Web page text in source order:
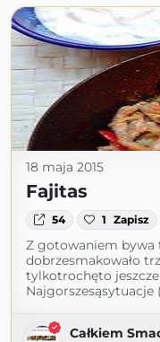
18 maja 2015
Fajitas
54 1 Zapisz
Z gotowaniem bywa
dobrzesmakowało
tylkotrochęto
Najgorszesąsytuacje
Całkiem